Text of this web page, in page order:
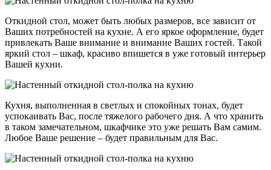
Откидной стол, может быть любых размеров, все зависит от
Ваших потребностей на кухне. А его яркое оформление, будет
привлекать Ваше внимание и внимание Ваших гостей. Такой
яркий стол – шкаф, красиво впишется в уже готовый интерьер
Вашей кухни.
Кухня, выполненная в светлых и спокойных тонах, будет
успокаивать Вас, после тяжелого рабочего дня. А что хранить
в таком замечательном, шкафчике это уже решать Вам самим.
Любое Ваше решение – будет правильным для Вас.